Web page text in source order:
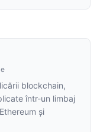
blockchain,
într-un limbaj
și